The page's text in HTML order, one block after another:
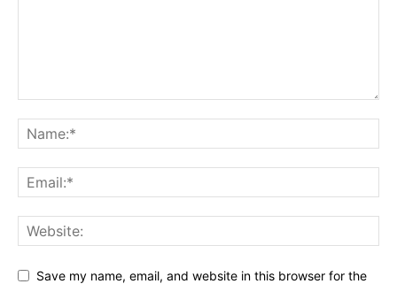
Save my name, email, and website in this browser for the